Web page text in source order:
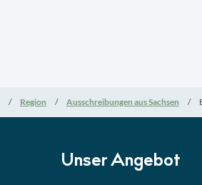
Region Ausschreibungen aus Sachsen
Unser Angebot